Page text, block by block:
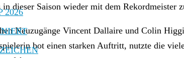
2026
dieser Saison wieder mit dem Rekordmeister
Neuzugänge Vincent Dallaire und Colin
bot einen starken Auftritt, nutzte die